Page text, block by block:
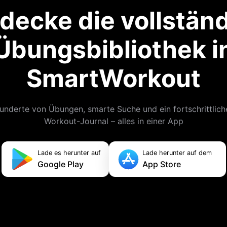
die
SmartWorkout
von Übungen, smarte Suche und ein
Workout-Journal – alles in einer App
Lade es herunter auf
Google Play
Lade herunter auf dem
App Store